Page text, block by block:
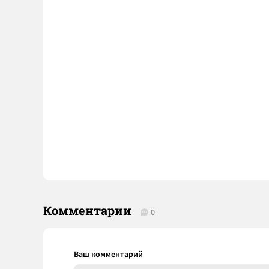
Комментарии 0